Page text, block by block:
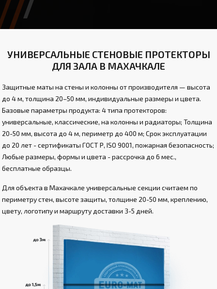
УНИВЕРСАЛЬНЫЕ СТЕНОВЫЕ ПРОТЕКТОРЫ
ДЛЯ ЗАЛА В МАХАЧКАЛЕ
Защитные маты на стены и колонны от производителя — высота
до 4 м, толщина 20–50 мм, индивидуальные размеры и цвета.
Базовые параметры продукта: 4 типа протекторов:
универсальные, классические, на колонны и радиаторы; Толщина
20-50 мм, высота до 4 м, периметр до 400 м; Срок эксплуатации
до 20 лет - сертификаты ГОСТ Р, ISO 9001, пожарная безопасность;
Любые размеры, формы и цвета - рассрочка до 6 мес.,
бесплатные образцы.
Для объекта в Махачкале универсальные секции считаем по
периметру стен, высоте защиты, толщине 20-50 мм, креплению,
цвету, логотипу и маршруту доставки 3-5 дней.